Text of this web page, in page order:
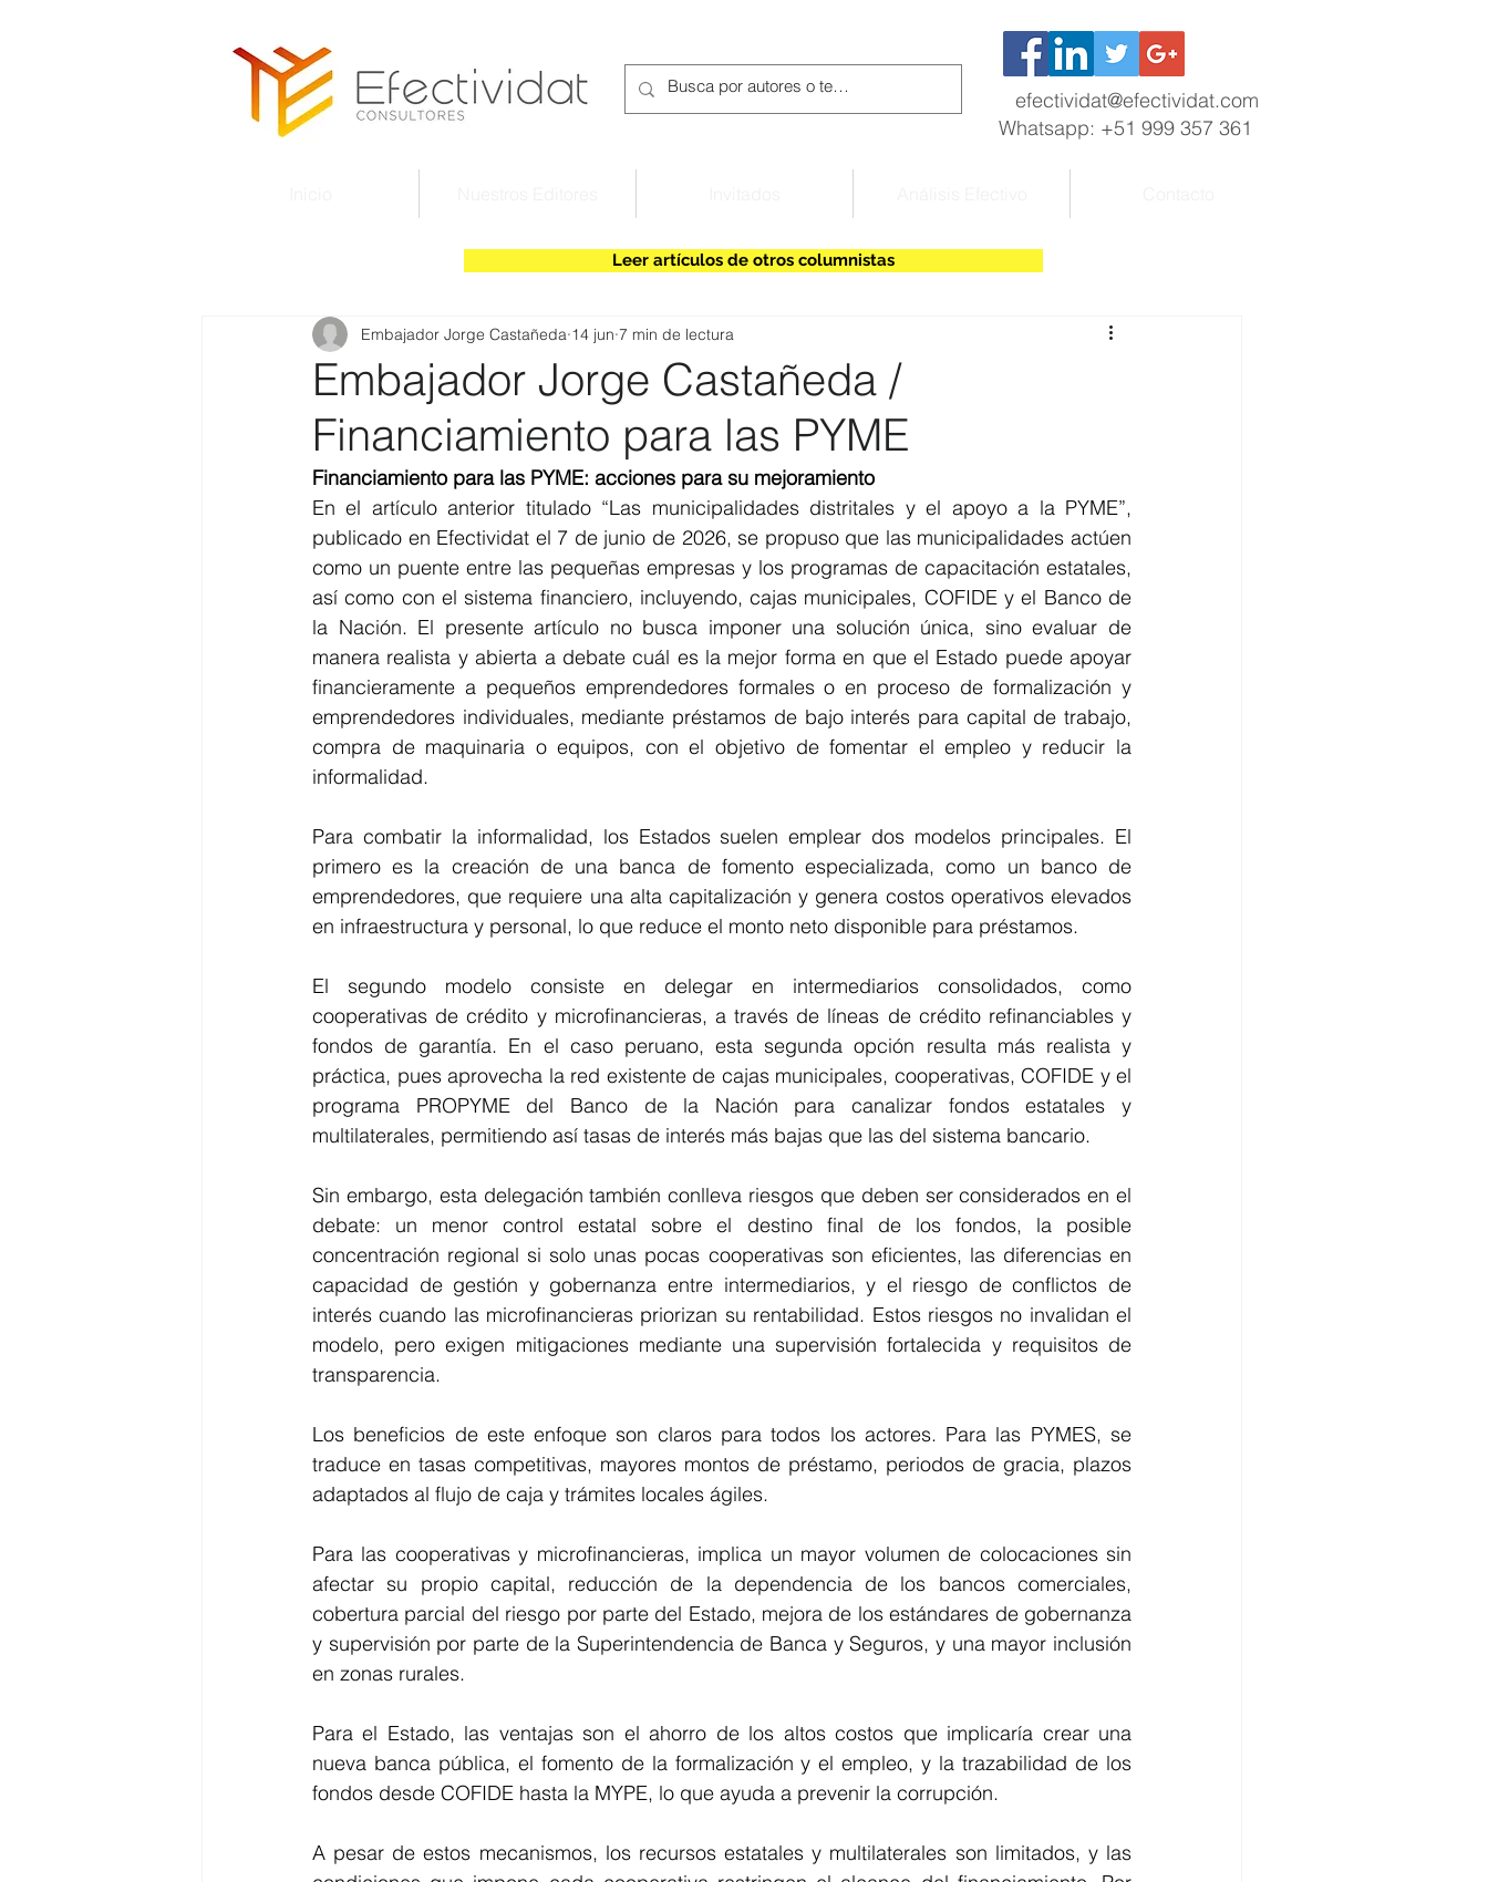
efectividat@efectividat.com
Whatsapp: +51 999 357 361
Leer artículos de otros columnistas
Embajador Jorge Castañeda /
Financiamiento para las PYME
Embajador Jorge Castañeda 14 jun 7 min de lectura
Financiamiento para las PYME: acciones para su mejoramiento
En el artículo anterior titulado “Las municipalidades distritales y el apoyo a la PYME”,
publicado en Efectividat el 7 de junio de 2026, se propuso que las municipalidades actúen
como un puente entre las pequeñas empresas y los programas de capacitación estatales,
así como con el sistema financiero, incluyendo, cajas municipales, COFIDE y el Banco de
la Nación. El presente artículo no busca imponer una solución única, sino evaluar de
manera realista y abierta a debate cuál es la mejor forma en que el Estado puede apoyar
financieramente a pequeños emprendedores formales o en proceso de formalización y
emprendedores individuales, mediante préstamos de bajo interés para capital de trabajo,
compra de maquinaria o equipos, con el objetivo de fomentar el empleo y reducir la
informalidad.
Para combatir la informalidad, los Estados suelen emplear dos modelos principales. El
primero es la creación de una banca de fomento especializada, como un banco de
emprendedores, que requiere una alta capitalización y genera costos operativos elevados
en infraestructura y personal, lo que reduce el monto neto disponible para préstamos.
El segundo modelo consiste en delegar en intermediarios consolidados, como
cooperativas de crédito y microfinancieras, a través de líneas de crédito refinanciables y
fondos de garantía. En el caso peruano, esta segunda opción resulta más realista y
práctica, pues aprovecha la red existente de cajas municipales, cooperativas, COFIDE y el
programa PROPYME del Banco de la Nación para canalizar fondos estatales y
multilaterales, permitiendo así tasas de interés más bajas que las del sistema bancario.
Sin embargo, esta delegación también conlleva riesgos que deben ser considerados en el
debate: un menor control estatal sobre el destino final de los fondos, la posible
concentración regional si solo unas pocas cooperativas son eficientes, las diferencias en
capacidad de gestión y gobernanza entre intermediarios, y el riesgo de conflictos de
interés cuando las microfinancieras priorizan su rentabilidad. Estos riesgos no invalidan el
modelo, pero exigen mitigaciones mediante una supervisión fortalecida y requisitos de
transparencia.
Los beneficios de este enfoque son claros para todos los actores. Para las PYMES, se
traduce en tasas competitivas, mayores montos de préstamo, periodos de gracia, plazos
adaptados al flujo de caja y trámites locales ágiles.
Para las cooperativas y microfinancieras, implica un mayor volumen de colocaciones sin
afectar su propio capital, reducción de la dependencia de los bancos comerciales,
cobertura parcial del riesgo por parte del Estado, mejora de los estándares de gobernanza
y supervisión por parte de la Superintendencia de Banca y Seguros, y una mayor inclusión
en zonas rurales.
Para el Estado, las ventajas son el ahorro de los altos costos que implicaría crear una
nueva banca pública, el fomento de la formalización y el empleo, y la trazabilidad de los
fondos desde COFIDE hasta la MYPE, lo que ayuda a prevenir la corrupción.
A pesar de estos mecanismos, los recursos estatales y multilaterales son limitados, y las